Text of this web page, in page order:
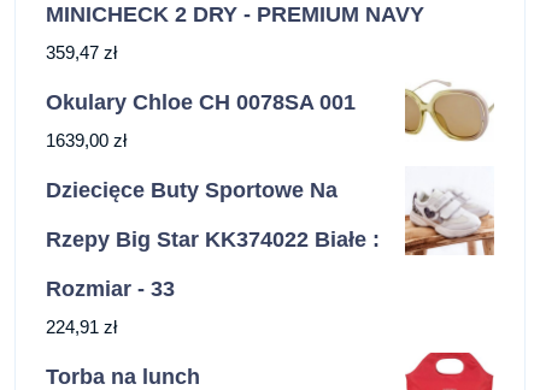
MINICHECK 2 DRY - PREMIUM NAVY
359,47 zł
Okulary Chloe CH 0078SA 001
1639,00 zł
Dziecięce Buty Sportowe Na
Rzepy Big Star KK374022 Białe :
Rozmiar - 33
224,91 zł
Torba na lunch